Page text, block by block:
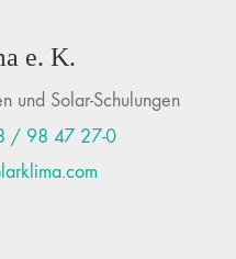
e. K.
und Solar-Schulungen
/ 98 47 27-0